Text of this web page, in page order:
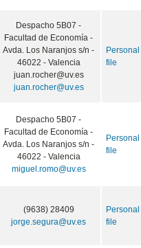
Despacho 5B07 -
Facultad de Economía -
Avda. Los Naranjos s/n -
46022 - Valencia
juan.rocher@uv.es
juan.rocher@uv.es
Personal
file
Despacho 5B07 -
Facultad de Economía -
Avda. Los Naranjos s/n -
46022 - Valencia
miguel.romo@uv.es
Personal
file
(9638) 28409
jorge.segura@uv.es
Personal
file